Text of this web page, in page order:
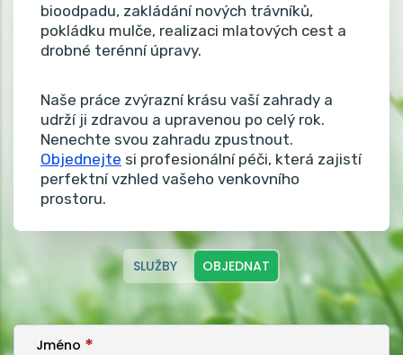
bioodpadu, zakládání nových trávníků,
pokládku mulče, realizaci mlatových cest a
drobné terénní úpravy.
Naše práce zvýrazní krásu vaší zahrady a
udrží ji zdravou a upravenou po celý rok.
Nenechte svou zahradu zpustnout.
Objednejte si profesionální péči, která zajistí
perfektní vzhled vašeho venkovního
prostoru.
SLUŽBY OBJEDNAT
Jméno